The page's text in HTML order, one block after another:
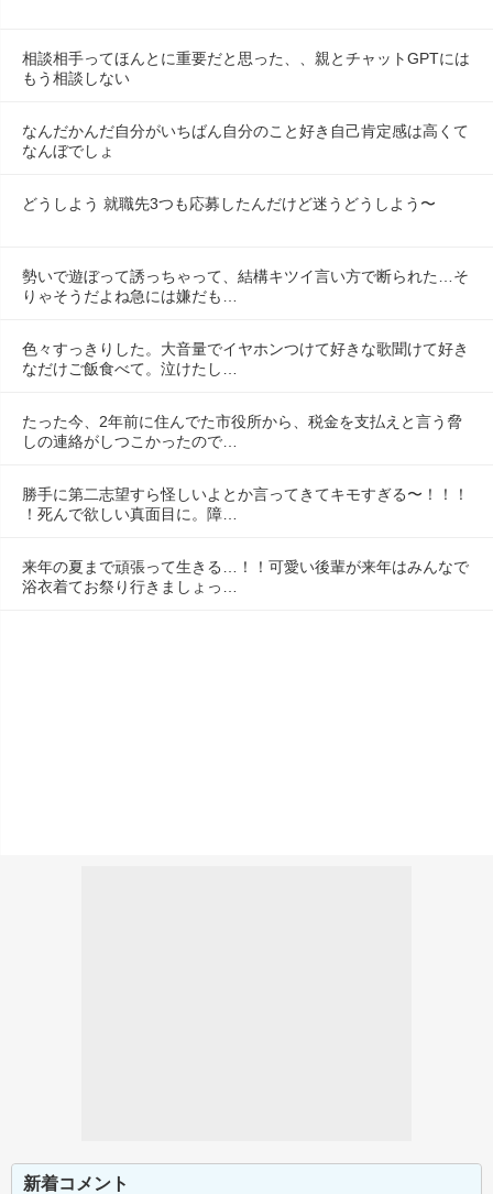
相談相手ってほんとに重要だと思った、、親とチャットGPTには
もう相談しない
なんだかんだ自分がいちばん自分のこと好き自己肯定感は高くて
なんぼでしょ
どうしよう 就職先3つも応募したんだけど迷うどうしよう〜
勢いで遊ぼって誘っちゃって、結構キツイ言い方で断られた…そ
りゃそうだよね急には嫌だも…
色々すっきりした。大音量でイヤホンつけて好きな歌聞けて好き
なだけご飯食べて。泣けたし…
たった今、2年前に住んでた市役所から、税金を支払えと言う脅
しの連絡がしつこかったので…
勝手に第二志望すら怪しいよとか言ってきてキモすぎる〜！！！
！死んで欲しい真面目に。障…
来年の夏まで頑張って生きる…！！可愛い後輩が来年はみんなで
浴衣着てお祭り行きましょっ…
新着コメント